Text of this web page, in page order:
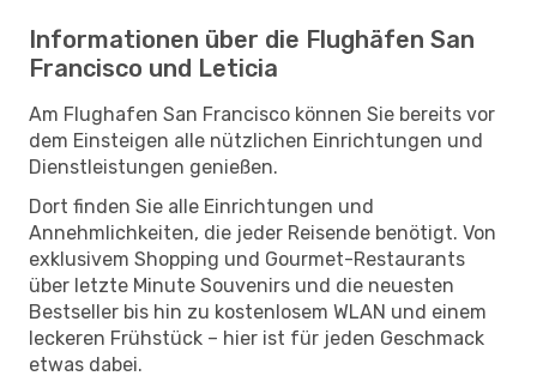
Informationen über die Flughäfen San
Francisco und Leticia
Am Flughafen San Francisco können Sie bereits vor
dem Einsteigen alle nützlichen Einrichtungen und
Dienstleistungen genießen.
Dort finden Sie alle Einrichtungen und
Annehmlichkeiten, die jeder Reisende benötigt. Von
exklusivem Shopping und Gourmet-Restaurants
über letzte Minute Souvenirs und die neuesten
Bestseller bis hin zu kostenlosem WLAN und einem
leckeren Frühstück – hier ist für jeden Geschmack
etwas dabei.